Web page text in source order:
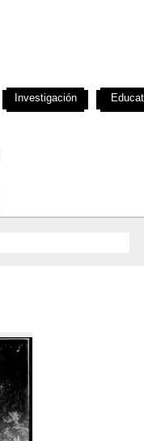
Investigación